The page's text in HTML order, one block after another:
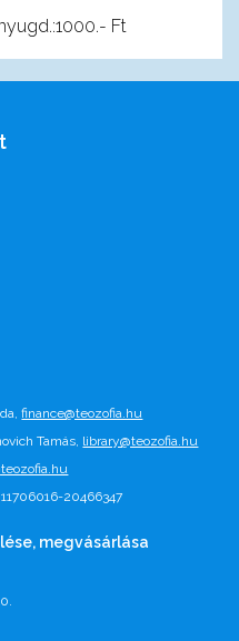
Ft
finance@teozofia.hu
Tamás, library@teozofia.hu
20466347
megvásárlása